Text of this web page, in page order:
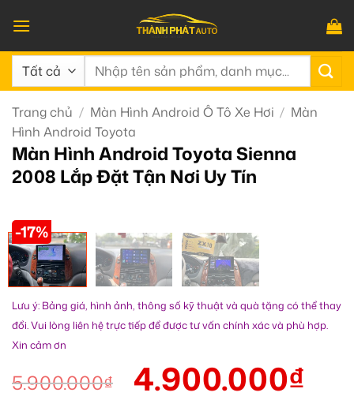
qua
nội
dung
Tìm
Trang chủ / Màn Hình Android Ô Tô Xe Hơi / Màn
Hình Android Toyota
Màn Hình Android Toyota Sienna
2008 Lắp Đặt Tận Nơi Uy Tín
-17%
Lưu ý: Bảng giá, hình ảnh, thông số kỹ thuật và quà tặng có thể thay
đổi. Vui lòng liên hệ trực tiếp để được tư vấn chính xác và phù hợp.
Xin cảm ơn
5.900.000₫ 4.900.000₫